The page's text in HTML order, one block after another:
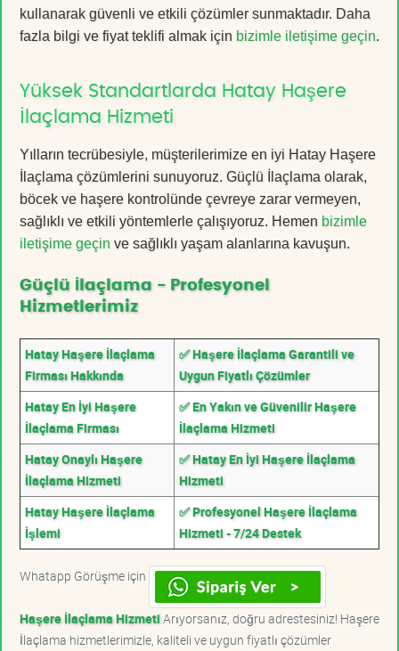
kullanarak güvenli ve etkili çözümler sunmaktadır. Daha
fazla bilgi ve fiyat teklifi almak için bizimle iletişime geçin.
Yüksek Standartlarda Hatay Haşere
İlaçlama Hizmeti
Yılların tecrübesiyle, müşterilerimize en iyi Hatay Haşere
İlaçlama çözümlerini sunuyoruz. Güçlü İlaçlama olarak,
böcek ve haşere kontrolünde çevreye zarar vermeyen,
sağlıklı ve etkili yöntemlerle çalışıyoruz. Hemen bizimle
iletişime geçin ve sağlıklı yaşam alanlarına kavuşun.
Güçlü İlaçlama - Profesyonel
Hizmetlerimiz
Hatay Haşere İlaçlama
Firması Hakkında
✅ Haşere İlaçlama Garantili ve
Uygun Fiyatlı Çözümler
Hatay En İyi Haşere
İlaçlama Firması
✅ En Yakın ve Güvenilir Haşere
İlaçlama Hizmeti
Hatay Onaylı Haşere
İlaçlama Hizmeti
✅ Hatay En İyi Haşere İlaçlama
Hizmeti
Hatay Haşere İlaçlama
İşlemi
✅ Profesyonel Haşere İlaçlama
Hizmeti - 7/24 Destek
Whatapp Görüşme için
Haşere İlaçlama HizmetiArıyorsanız, doğru adrestesiniz! Haşere
İlaçlama hizmetlerimizle, kaliteli ve uygun fiyatlı çözümler